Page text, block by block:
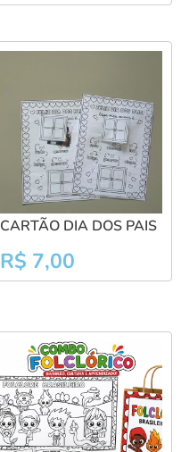
CARTÃO DIA DOS PAIS
R$ 7,00